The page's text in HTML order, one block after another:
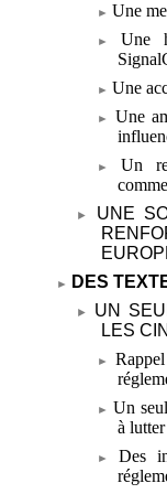
Une
Une
Une
Une
Un
UNE
DES
UN
LES
Un
à
Des